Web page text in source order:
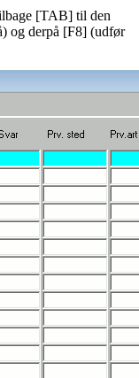
[TAB] til den
og derpå [F8] (udfør